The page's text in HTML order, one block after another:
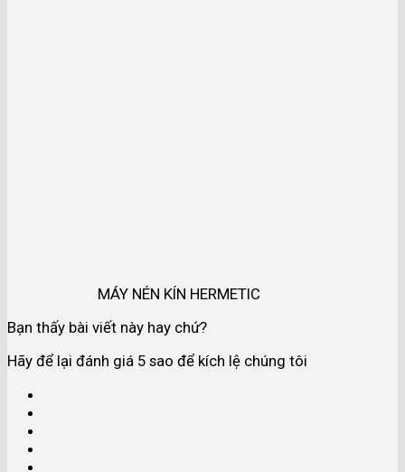
MÁY NÉN KÍN HERMETIC
Bạn thấy bài viết này hay chứ?
Hãy để lại đánh giá 5 sao để kích lệ chúng tôi